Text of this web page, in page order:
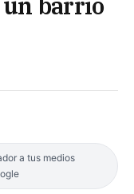
a tus medios